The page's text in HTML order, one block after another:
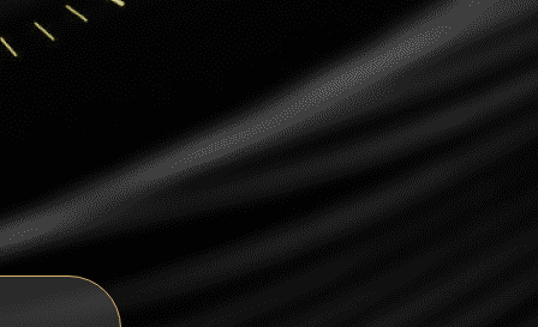
Solana
Polygon (POL)
Ethereum classic (ETC)
Cardano (ADA)
Bitcoin Cash